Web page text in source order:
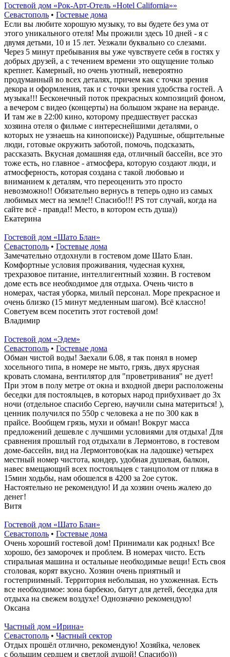
Гостевой дом «Рок-Арт-Отель «Hotel California»»
Севастополь • Гостевые дома
Если вы любите хорошую музыку, то вы будете без ума от
этого уникального отеля! Мы прожили здесь 10 дней - я с
двумя детьми, 10 и 15 лет. Уезжали буквально со слезами.
Через 5 минут пребывания вы уже чувствуете себя в гостях у
добрых друзей, а с течением времени это ощущение только
крепнет. Камерный, но очень уютный, невероятно
продуманный во всех деталях, причем как с точки зрения
декора и оформления, так и с точки зрения удобства гостей. А
музыка!!! Бесконечный поток прекрасных композиций фоном,
а вечером с видео (концерты) на большом экране на веранде.
И там же в 22:00 кино, которому предшествует рассказ
хозяина отеля о фильме с интереснейшими деталями, о
которых не узнаешь на кинопоиске)) Радушные, общительные
люди, готовые окружить заботой, помочь, подсказать,
рассказать. Вкусная домашняя еда, отличный бассейн, все это
тоже есть, но главное - атмосфера, которую создают люди, и
атмосферность, которая создана с такой любовью и
вниманием к деталям, что переоценить это просто
невозможно!! Обязательно вернусь в теперь одно из самых
любимых мест на земле!! Спасибо!!! PS тот случай, когда на
сайте всё - правда!! Место, в котором есть душа))
Екатерина
Гостевой дом «Шато Блан»
Севастополь • Гостевые дома
Замечательно отдохнули в гостевом доме Шато Блан.
Комфортные условия проживания, чудесная кухня,
трехразовое питание, интеллигентный хозяин. В гостевом
доме есть все необходимое для отдыха. Очень чисто в
номерах, частая уборка, милый персонал. Море прекрасное и
очень близко (15 минут медленным шагом). Всё классно!
Советуем всем посетить этот гостевой дом!
Владимир
Гостевой дом «Эдем»
Севастополь • Гостевые дома
Обман чистой воды! Заехали 6.08, я так понял в номер
хосельного типа, в номере не мыто, грязь, двух ярусная
кровать сломана, вентилятор для "проветривания" не дует!
При этом в полу метре от окна и входной двери расположены
беседки для постояльцев, в которых народ прибухивает до 3х
ночи (отдельное спасибо Сергею, научили сына материться! ),
ценник получился по 550р с человека а не по 300 как в
прайсе. Вообщем грязь, мухи и обман! Вокруг масса
предложений дешевле с лучшими условиями для отдыха! Для
сравнения прошлый год отдыхали в Лермонтово, в гостевом
доме-бассейн, вид на Лермонтово(как на ладошке) четырех
местный номер чистота, кондер, удобная душевая, балкон,
навес вмещающий всех постояльцев с танцполом от пляжа в
15мин ходьбы, нам обошелся в 4200 за 2ое суток.
Настоятельно не рекомендую! И да хозяин очень жалею до
денег!
Витя
Гостевой дом «Шато Блан»
Севастополь • Гостевые дома
Очень хороший гостевой дом! Принимали как родных! Все
хорошо, без заморочек и проблем. В номерах чисто. Есть
стиральная машина и остальные необходимые вещи! Есть своя
столовая, корят вкусно. Хозяин очень приятный и
гостеприимный. Территория небольшая, но ухоженная. Есть
все необходимое: зона барбекю, батут для детей, беседка для
отдыха на свежем воздухе! Однозначно рекомендую!
Оксана
Частный дом «Ирина»
Севастополь • Частный сектор
Отдых прошёл отлично, рекомендую! Хозяйка, человек
с большим сердцем и светлой душой! Спасибо)))